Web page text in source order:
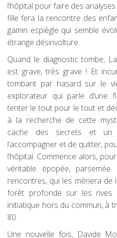
l’hôpital pour faire des
fille fera la rencontre des
gamin espiègle qui semble
étrange désinvolture.
Quand le diagnostic tombe,
est grave, très grave ! Et
tombant par hasard sur le
explorateur qui parle d’une
tenter le tout pour le tout et
à la recherche de cette
cache des secrets et un
l’accompagner et de quitter,
l’hôpital. Commence alors,
véritable épopée, parsemée
rencontres, qui les mènera de
forêt profonde sur les rives
initiatique hors du commun, à
80.
Une nouvelle fois, Davide